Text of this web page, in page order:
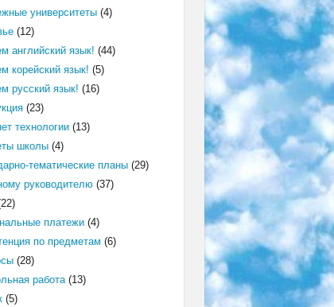
университеты(4)
(12)
английский язык! (44)
корейский язык! (5)
русский язык! (16)
(23)
технологии(13)
школы(4)
тематические планы(29)
руководителю(37)
платежи(4)
по предметам (6)
(28)
работа(13)
(5)